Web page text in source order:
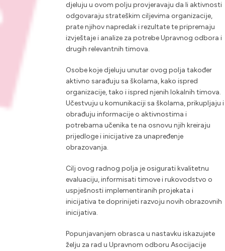
djeluju u ovom polju provjeravaju da li aktivnosti
odgovaraju strateškim ciljevima organizacije,
prate njihov napredak i rezultate te pripremaju
izvještaje i analize za potrebe Upravnog odbora i
drugih relevantnih timova.
Osobe koje djeluju unutar ovog polja također
aktivno sarađuju sa školama, kako ispred
organizacije, tako i ispred njenih lokalnih timova.
Učestvuju u komunikaciji sa školama, prikupljaju i
obrađuju informacije o aktivnostima i
potrebama učenika te na osnovu njih kreiraju
prijedloge i inicijative za unapređenje
obrazovanja.
Cilj ovog radnog polja je osigurati kvalitetnu
evaluaciju, informisati timove i rukovodstvo o
uspješnosti implementiranih projekata i
inicijativa te doprinijeti razvoju novih obrazovnih
inicijativa.
Popunjavanjem obrasca u nastavku iskazujete
želju za rad u Upravnom odboru Asocijacije